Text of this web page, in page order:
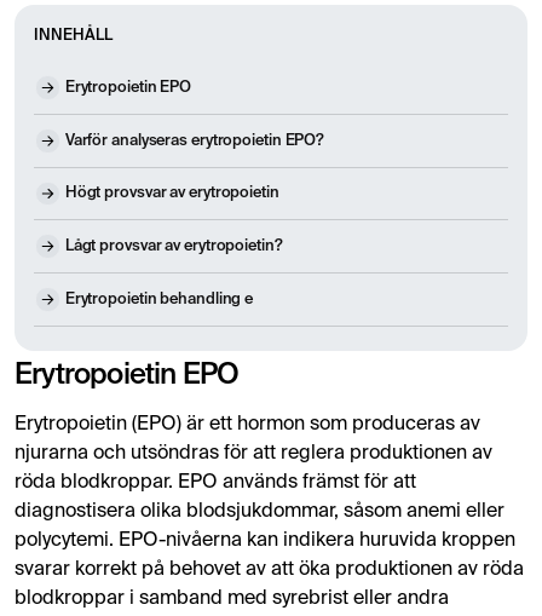
INNEHÅLL
Erytropoietin EPO
Varför analyseras erytropoietin EPO?
Högt provsvar av erytropoietin
Lågt provsvar av erytropoietin?
Erytropoietin behandling e
Erytropoietin EPO
Erytropoietin (EPO) är ett hormon som produceras av
njurarna och utsöndras för att reglera produktionen av
röda blodkroppar. EPO används främst för att
diagnostisera olika blodsjukdommar, såsom anemi eller
polycytemi. EPO-nivåerna kan indikera huruvida kroppen
svarar korrekt på behovet av att öka produktionen av röda
blodkroppar i samband med syrebrist eller andra